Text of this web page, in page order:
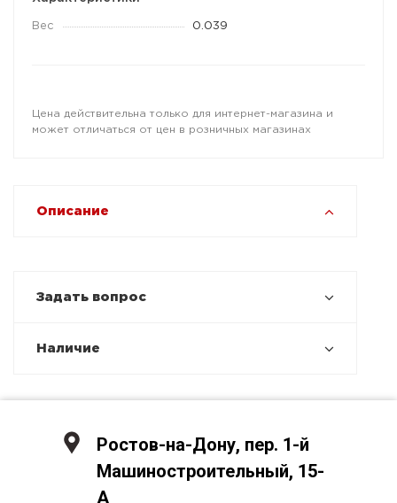
Вес 0.039
Цена действительна только для интернет-магазина и
может отличаться от цен в розничных магазинах
Описание
Задать вопрос
Наличие
Ростов-на-Дону, пер. 1-й
Машиностроительный, 15-
А